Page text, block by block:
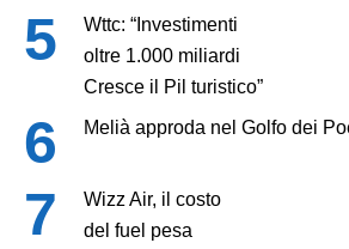
Wttc: “Investimenti
oltre 1.000 miliardi
Cresce il Pil turistico”
Melià approda nel Golfo dei
Wizz Air, il costo
del fuel pesa